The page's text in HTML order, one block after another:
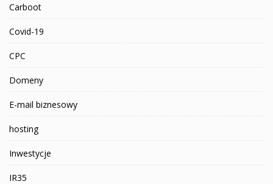
Carboot
Covid-19
CPC
Domeny
E-mail biznesowy
hosting
Inwestycje
IR35